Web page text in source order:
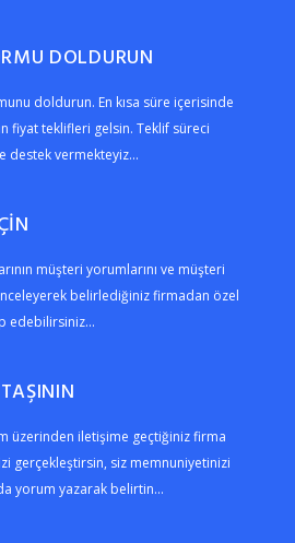
DOLDURUN
doldurun. En kısa süre içerisinde
fiyat teklifleri gelsin. Teklif süreci
destek vermekteyiz...
müşteri yorumlarını ve müşteri
belirlediğiniz firmadan özel
edebilirsiniz...
üzerinden iletişime geçtiğiniz firma
gerçekleştirsin, siz memnuniyetinizi
yorum yazarak belirtin...